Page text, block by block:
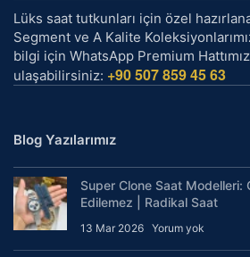
Lüks saat tutkunları için özel
Segment ve A Kalite
bilgi için WhatsApp Premium
ulaşabilirsiniz: +90 507 859 45 63
Blog Yazılarımız
Super Clone Saat Modelleri:
Edilemez | Radikal Saat
13 Mar 2026 Yorum yok